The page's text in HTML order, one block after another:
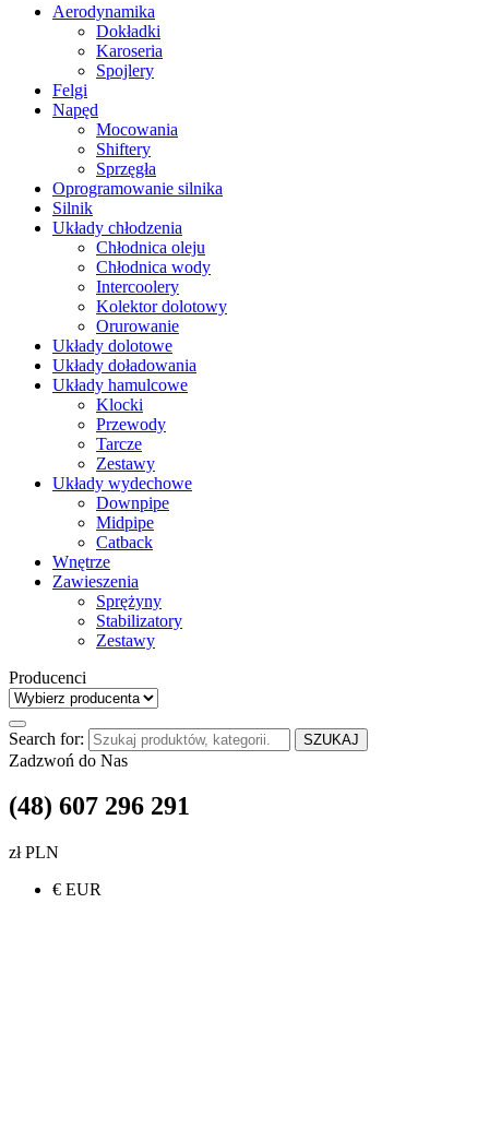
Aerodynamika
Dokładki
Karoseria
Spojlery
Felgi
Napęd
Mocowania
Shiftery
Sprzęgła
Oprogramowanie silnika
Silnik
Układy chłodzenia
Chłodnica oleju
Chłodnica wody
Intercoolery
Kolektor dolotowy
Orurowanie
Układy dolotowe
Układy doładowania
Układy hamulcowe
Klocki
Przewody
Tarcze
Zestawy
Układy wydechowe
Downpipe
Midpipe
Catback
Wnętrze
Zawieszenia
Sprężyny
Stabilizatory
Zestawy
Producenci
Search for: SZUKAJ
Zadzwoń do Nas
(48) 607 296 291
zł PLN
€ EUR